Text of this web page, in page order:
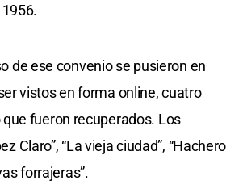
de ese convenio se pusieron en
vistos en forma online, cuatro
fueron recuperados. Los
Claro”, “La vieja ciudad”, “Hachero
forrajeras”.